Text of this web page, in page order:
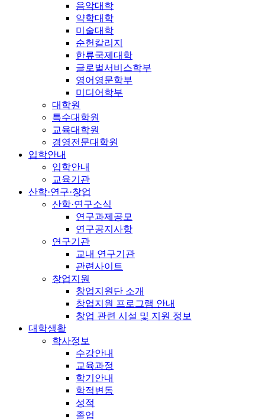
음악대학
약학대학
미술대학
순헌칼리지
한류국제대학
글로벌서비스학부
영어영문학부
미디어학부
대학원
특수대학원
교육대학원
경영전문대학원
입학안내
입학안내
교육기관
산학·연구·창업
산학·연구소식
연구과제공모
연구공지사항
연구기관
교내 연구기관
관련사이트
창업지원
창업지원단 소개
창업지원 프로그램 안내
창업 관련 시설 및 지원 정보
대학생활
학사정보
수강안내
교육과정
학기안내
학적변동
성적
졸업